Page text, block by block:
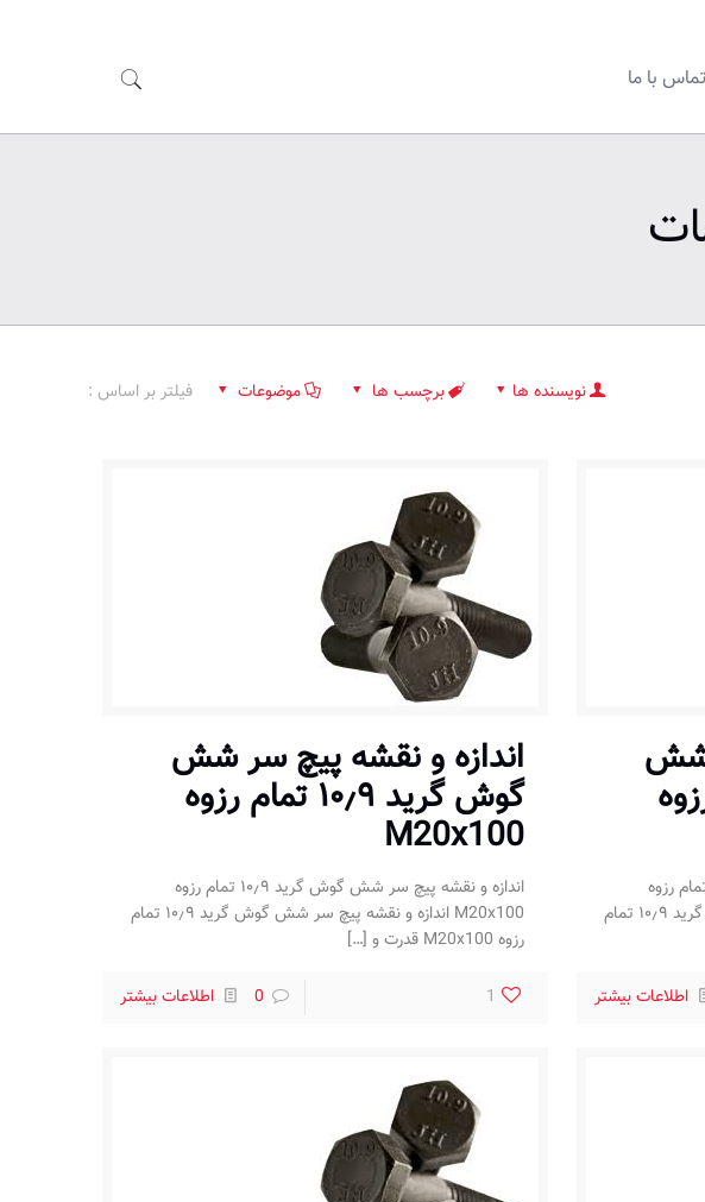
تماس با ما
فیلتر بر اساس : موضوعات برچسب ها نویسنده ها
شش
رزوه
و نقشه پیچ سر شش گوش گرید ۱۰٫۹ تمام رزوه
M20x120 اندازه و نقشه پیچ سر شش گوش گرید ۱۰٫۹ تمام
اطلاعات بیشتر
اندازه و نقشه پیچ سر شش
گوش گرید ۱۰٫۹ تمام رزوه
M20x100
اندازه و نقشه پیچ سر شش گوش گرید ۱۰٫۹ تمام رزوه
M20x100 اندازه و نقشه پیچ سر شش گوش گرید ۱۰٫۹ تمام
رزوه M20x100 قدرت و
[…]
1
0 اطلاعات بیشتر